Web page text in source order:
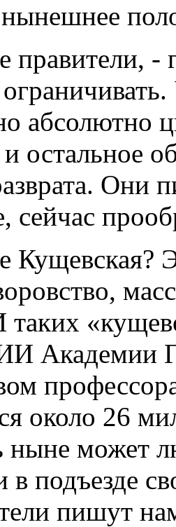
нынешнее
-
абсолютно
остальное
Они
сейчас
Кущевская?
таких
Академии
около 26
ныне может
в подъезде
пишут